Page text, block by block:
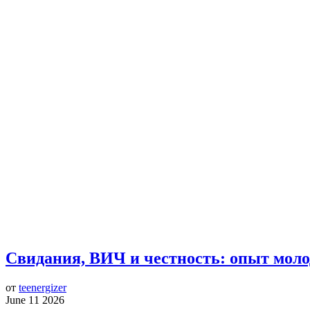
Свидания, ВИЧ и честность: опыт
от teenergizer
June 11 2026